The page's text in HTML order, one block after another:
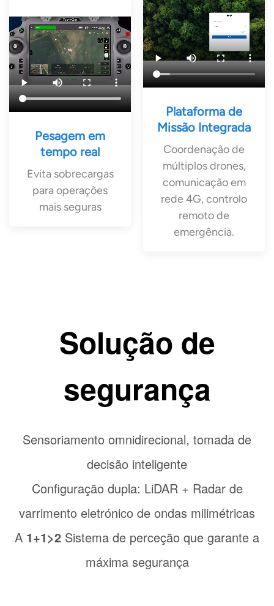
Pesagem em
tempo real
Evita sobrecargas
para operações
mais seguras
Plataforma de
Missão Integrada
Coordenação de
múltiplos drones,
comunicação em
rede 4G, controlo
remoto de
emergência.
Solução de
segurança
Sensoriamento omnidirecional, tomada de
decisão inteligente
Configuração dupla: LiDAR + Radar de
varrimento eletrónico de ondas milimétricas
A 1+1>2 Sistema de perceção que garante a
máxima segurança